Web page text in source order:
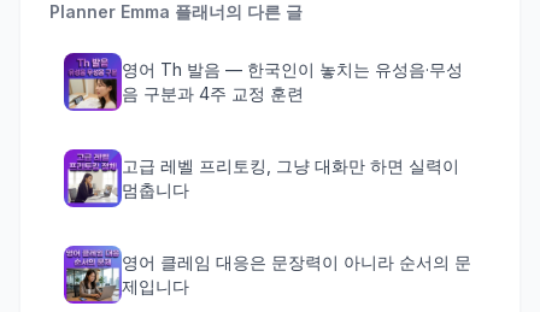
Planner Emma 플래너의 다른 글
영어 Th 발음 — 한국인이 놓치는 유성음·무성
음 구분과 4주 교정 훈련
고급 레벨 프리토킹, 그냥 대화만 하면 실력이
멈춥니다
영어 클레임 대응은 문장력이 아니라 순서의 문
제입니다